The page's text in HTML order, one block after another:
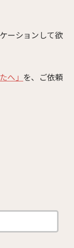
ーションして欲
へ」 を、ご依頼